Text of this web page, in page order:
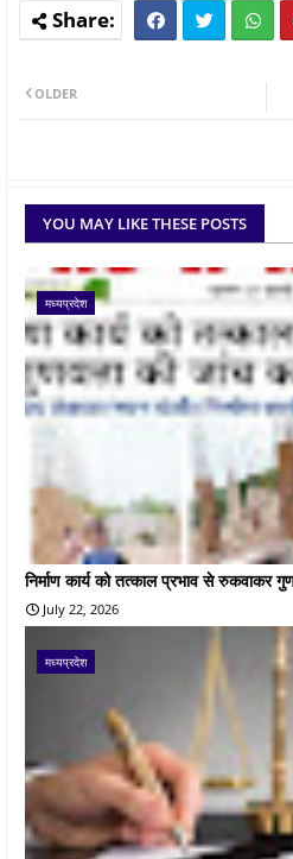
OLDER
YOU MAY LIKE THESE POSTS
मध्यप्रदेश
निर्माण कार्य को तत्काल प्रभाव से रुकवाकर
July 22, 2026
मध्यप्रदेश